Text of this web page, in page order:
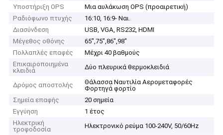
Υποστήριξη OPS
Μια αυλάκωση OPS (προαιρετική)
Ραδιόφωνο πτυχής
16:10, 16:9- Ναι.
Διασύνδεση
USB, VGA, RS232, HDMI
Μέγεθος οθόνης
65",75",86",98"
Πολλαπλές επαφές
Μέχρι 40 βαθμούς
Επικαιροποιημένα
κλειδιά
Δύο πλευρικά θερμοκλειδιά
Δρόμος αποστολής
Θάλασσα Ναυτιλία Αερομεταφορές
Φορτηγά φορτίο
Σημεία επαφής
20 σημεία
Εγγύηση
1 έτος
Ηλεκτρική
τροφοδοσία
Ηλεκτρονικό ρεύμα 100-240V, 50/60Hz